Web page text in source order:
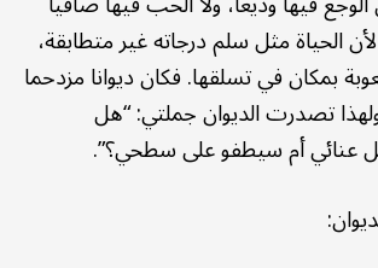
الحياة مثل سلم درجاته غير متطابقة،
بمكان في تسلقها. فكان ديوانا مزدحما
تصدرت الديوان جملتي: “هل
عنائي أم سيطفو على سطحي؟”.